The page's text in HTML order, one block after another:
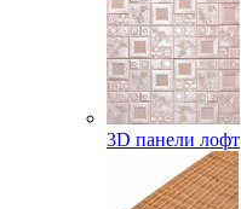
3D панели лофт